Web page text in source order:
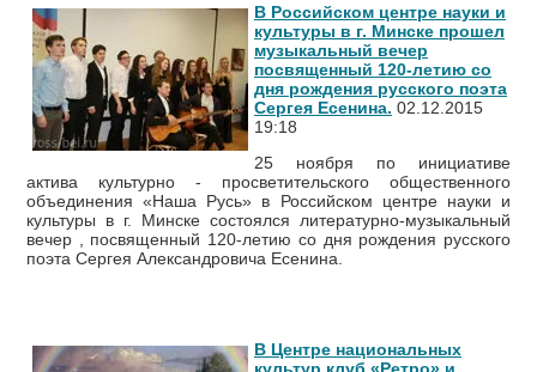
В Российском центре науки и
культуры в г. Минске прошел
музыкальный вечер
посвященный 120-летию со
дня рождения русского поэта
Сергея Есенина. 02.12.2015
19:18
25 ноября по инициативе
актива культурно - просветительского общественного
объединения «Наша Русь» в Российском центре науки и
культуры в г. Минске состоялся литературно-музыкальный
вечер , посвященный 120-летию со дня рождения русского
поэта Сергея Александровича Есенина.
В Центре национальных
культур клуб «Ретро» и